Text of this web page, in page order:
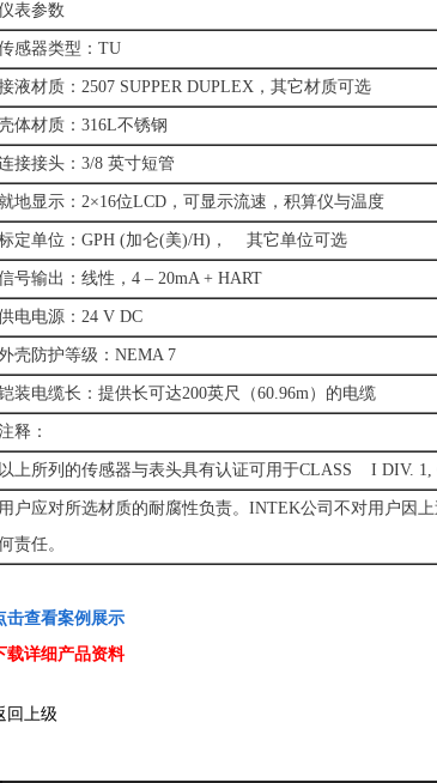
表参数
感器类型：TU
液材质：2507 SUPPER DUPLEX，其它材质可选
体材质：316L不锈钢
接接头：3/8 英寸短管
地显示：2×16位LCD，可显示流速，积算仪与温度
定单位：GPH (加仑(美)/H)， 其它单位可选
号输出：线性，4 – 20mA + HART
电电源：24 V DC
壳防护等级：NEMA 7
装电缆长：提供长可达200英尺（60.96m）的电缆
释：
上所列的传感器与表头具有认证可用于CLASS I DIV. 1,
户应对所选材质的耐腐性负责。INTEK公司不对用户因
责任。
击查看案例展示
载详细产品资料
回上级